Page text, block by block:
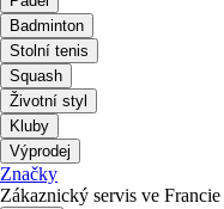
Badminton
Stolní tenis
Squash
Životní styl
Kluby
Výprodej
Značky
Zákaznický servis ve Francie